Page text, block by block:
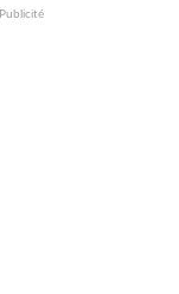
Publicité